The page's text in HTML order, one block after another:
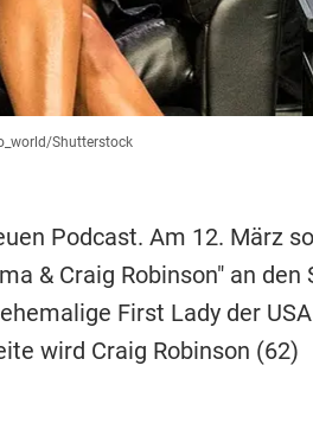
Shutterstock
Podcast. Am 12. März
& Craig Robinson" an den
First Lady der
wird Craig Robinson (62)